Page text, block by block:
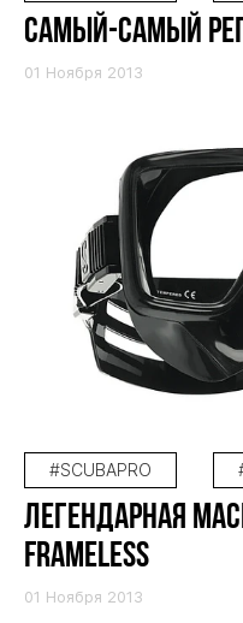
САМЫЙ-САМЫЙ
01 Ноября 2013
#SCUBAPRO
ЛЕГЕНДАРНАЯ
FRAMELESS
01 Ноября 2013